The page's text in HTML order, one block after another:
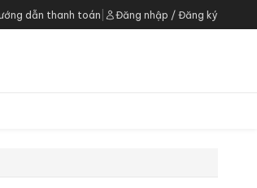
dẫn thanh toán Đăng nhập / Đăng ký